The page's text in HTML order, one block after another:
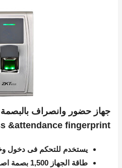
جهاز حضور وانصراف
attendance fingerprint
&
يستخدم للتحكم فى دخول
طاقة الجهاز 1,500 بصمة اصبع